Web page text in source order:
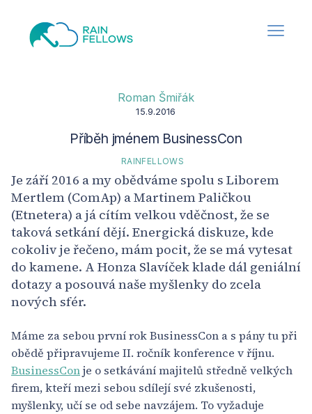
Roman Šmiřák
15.9.2016
Příběh jménem BusinessCon
RAINFELLOWS
Je září 2016 a my obědváme spolu s Liborem
Mertlem (ComAp) a Martinem Paličkou
(Etnetera) a já cítím velkou vděčnost, že se
taková setkání dějí. Energická diskuze, kde
cokoliv je řečeno, mám pocit, že se má vytesat
do kamene. A Honza Slavíček klade dál geniální
dotazy a posouvá naše myšlenky do zcela
nových sfér.
Máme za sebou první rok BusinessCon a s pány tu při
obědě připravujeme II. ročník konference v říjnu.
BusinessConje o setkávání majitelů středně velkých
firem, kteří mezi sebou sdílejí své zkušenosti,
myšlenky, učí se od sebe navzájem. To vyžaduje